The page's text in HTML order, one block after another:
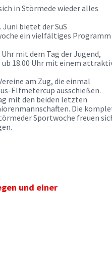
in Störmede wieder alles
Juni bietet der SuS
ein vielfältiges Programm
mit dem Tag der Jugend,
18.00 Uhr mit einem
am Zug, die einmal
Elfmetercup ausschießen.
mit den beiden letzten
Die
Sportwoche freuen
und einer